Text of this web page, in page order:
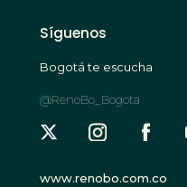
Síguenos
Bogotá te escucha
@RenoBo_Bogota
www.renobo.com.co